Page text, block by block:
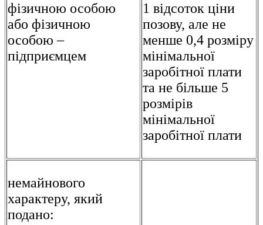
фізичною особою
або фізичною
особою –
підприємцем
1 відсоток ціни
позову, але не
менше 0,4 розміру
мінімальної
заробітної плати
та не більше 5
розмірів
мінімальної
заробітної плати
немайнового
характеру, який
подано: